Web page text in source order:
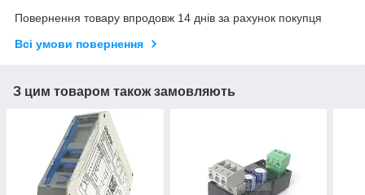
Повернення товару впродовж 14 днів за рахунок покупця
Всі умови повернення
З цим товаром також замовляють